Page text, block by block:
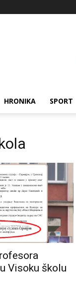
HRONIKA SPORT
Visoku školu